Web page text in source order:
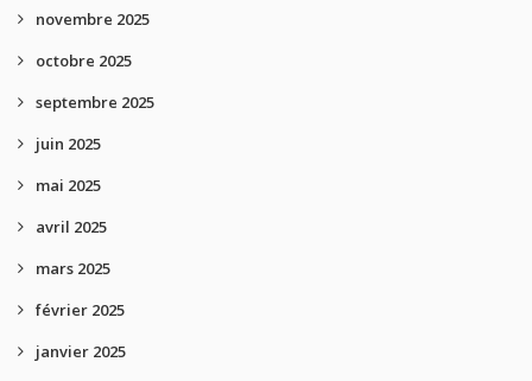
novembre 2025
octobre 2025
septembre 2025
juin 2025
mai 2025
avril 2025
mars 2025
février 2025
janvier 2025